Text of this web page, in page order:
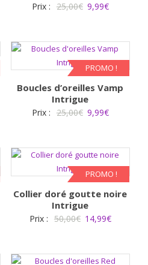
Prix : 25,00€ Le
était :
25,00€.
9,99€Le
est :
9,99€.
PROMO !
Boucles d’oreilles Vamp
Intrigue
Prix : 25,00€ Le
était :
25,00€.
9,99€Le
est :
9,99€.
PROMO !
Collier doré goutte noire
Intrigue
Prix : 50,00€ Le
14,99€Le